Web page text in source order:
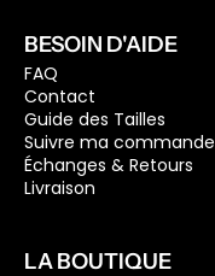
BESOIN D'AIDE
FAQ
Contact
Guide des Tailles
Suivre ma commande
Échanges & Retours
Livraison
LA BOUTIQUE